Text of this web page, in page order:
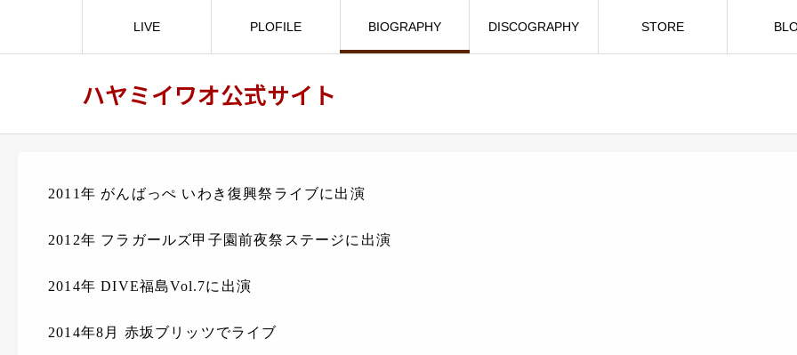
ハヤミイワオ公式サイト
LIVE PLOFILE BIOGRAPHY DISCOGRAPHY STORE
2011年 がんばっぺ いわき復興祭ライブに出演
2012年 フラガールズ甲子園前夜祭ステージに出演
2014年 DIVE福島Vol.7に出演
2014年8月 赤坂ブリッツでライブ